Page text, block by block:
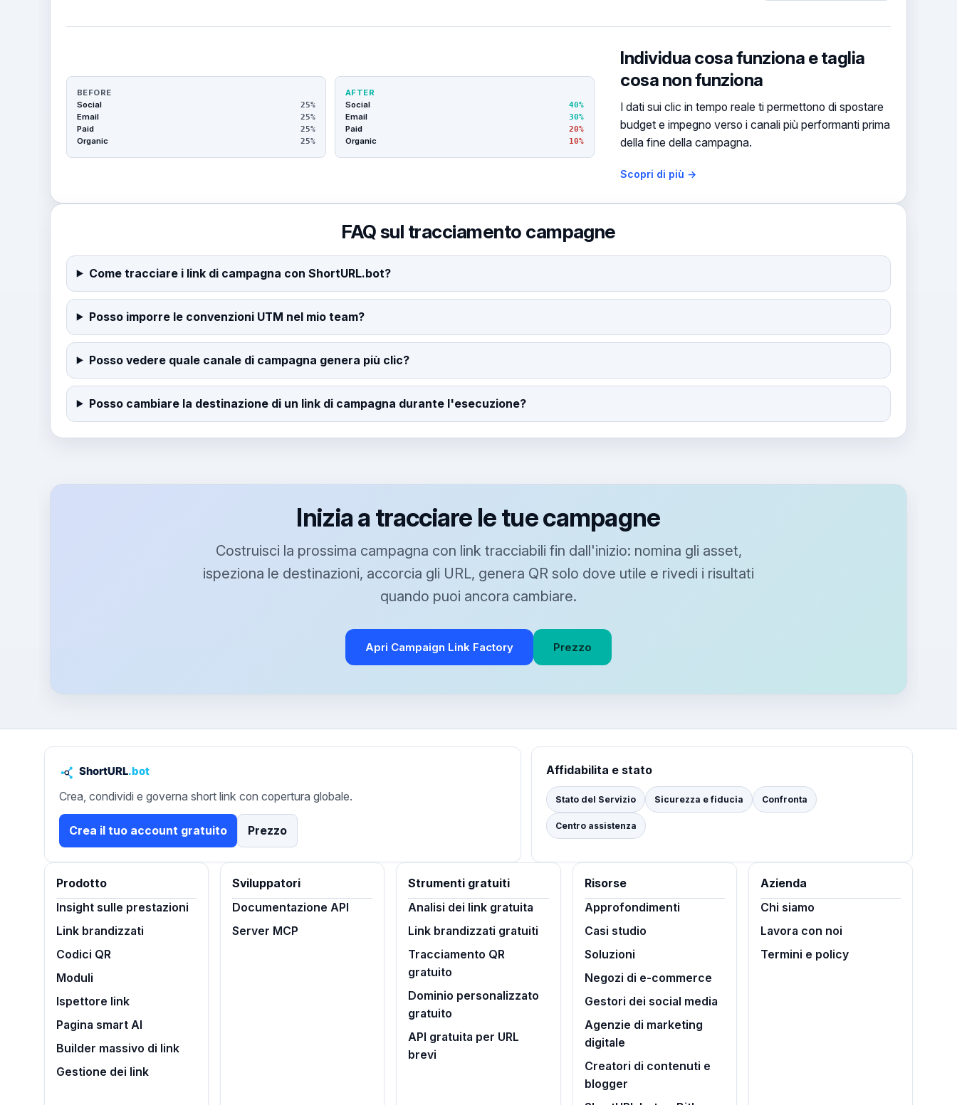
BEFORE
Social
25%
Email 25%
Paid 25%
Organic 25%
AFTER
Social
40%
Email 30%
Paid 20%
Organic 10%
Individua cosa funziona e taglia
cosa non funziona
I dati sui clic in tempo reale ti permettono di spostare
budget e impegno verso i canali più performanti prima
della fine della campagna.
Scopri di più →
FAQ sul tracciamento campagne
Come tracciare i link di campagna con ShortURL.bot?
Posso imporre le convenzioni UTM nel mio team?
Posso vedere quale canale di campagna genera più clic?
Posso cambiare la destinazione di un link di campagna durante l'esecuzione?
Inizia a tracciare le tue campagne
Costruisci la prossima campagna con link tracciabili fin dall'inizio: nomina gli asset,
ispeziona le destinazioni, accorcia gli URL, genera QR solo dove utile e rivedi i risultati
quando puoi ancora cambiare.
Apri Campaign Link Factory Prezzo
Crea, condividi e governa short link con copertura globale.
Crea il tuo account gratuito Prezzo
Affidabilita e stato
Stato del Servizio Sicurezza e fiducia Confronta
Centro assistenza
Prodotto
Insight sulle prestazioni
Link brandizzati
Codici QR
Moduli
Ispettore link
Pagina smart AI
Builder massivo di link
Gestione dei link
Sviluppatori
Documentazione API
Server MCP
Strumenti gratuiti
Analisi dei link gratuita
Link brandizzati gratuiti
Tracciamento QR
gratuito
Dominio personalizzato
gratuito
API gratuita per URL
brevi
Risorse
Approfondimenti
Casi studio
Soluzioni
Negozi di e-commerce
Gestori dei social media
Agenzie di marketing
digitale
Creatori di contenuti e
blogger
Azienda
Chi siamo
Lavora con noi
Termini e policy